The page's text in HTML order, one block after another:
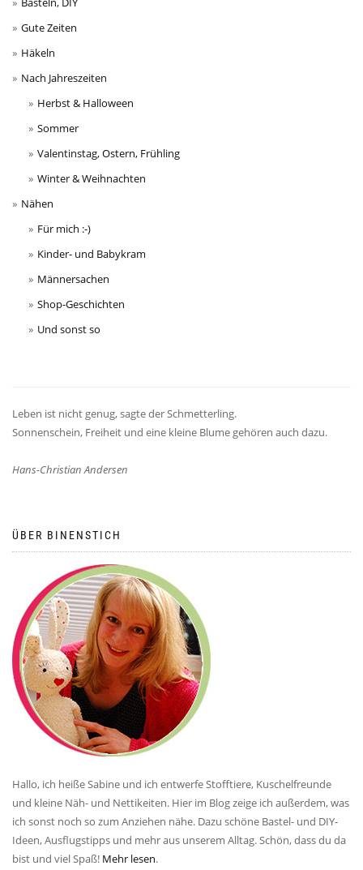
Gute Zeiten
Häkeln
Nach Jahreszeiten
Herbst & Halloween
Sommer
Valentinstag, Ostern, Frühling
Winter & Weihnachten
Nähen
Für mich :-)
Kinder- und Babykram
Männersachen
Shop-Geschichten
Und sonst so
Leben ist nicht genug, sagte der Schmetterling.
Sonnenschein, Freiheit und eine kleine Blume gehören auch dazu.
Hans-Christian Andersen
ÜBER BINENSTICH
Hallo, ich heiße Sabine und ich entwerfe Stofftiere, Kuschelfreunde
und kleine Näh- und Nettikeiten. Hier im Blog zeige ich außerdem, was
ich sonst noch so zum Anziehen nähe. Dazu schöne Bastel- und DIY-
Ideen, Ausflugstipps und mehr aus unserem Alltag. Schön, dass du da
bist und viel Spaß! Mehr lesen.